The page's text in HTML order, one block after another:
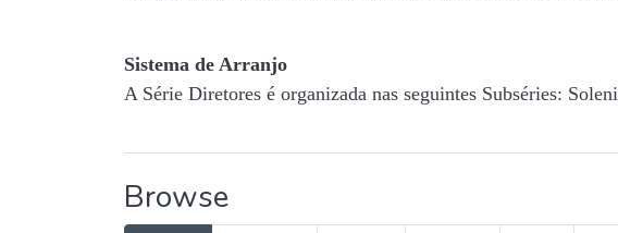
Sistema de Arranjo
A Série Diretores é organizada nas seguintes Subséries:
Browse